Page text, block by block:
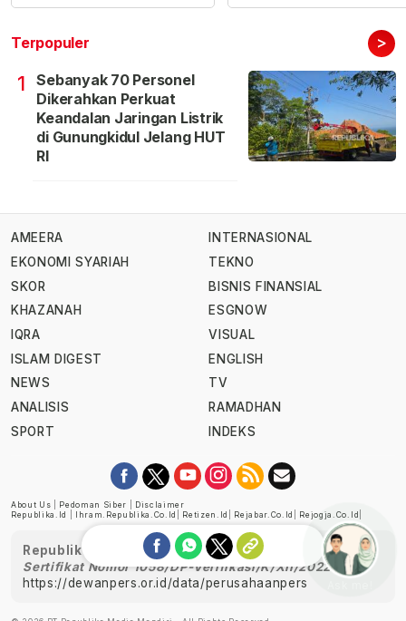
Terpopuler >
1
Sebanyak 70 Personel
Dikerahkan Perkuat
Keandalan Jaringan Listrik
di Gunungkidul Jelang HUT
RI
AMEERA
EKONOMI SYARIAH
SKOR
KHAZANAH
IQRA
ISLAM DIGEST
NEWS
ANALISIS
SPORT
INTERNASIONAL
TEKNO
BISNIS FINANSIAL
ESGNOW
VISUAL
ENGLISH
TV
RAMADHAN
INDEKS
About Us Pedoman Siber
Disclaimer
Republika.id
Ihram.republika.co.id Retizen.id Rejabar.co.id Rejogja.co.id
Republika telah diverifikasi oleh Dewan Pers
Sertifikat Nomor 1058/DP-Verifikasi/K/XII/2022
https://dewanpers.or.id/data/perusahaanpers